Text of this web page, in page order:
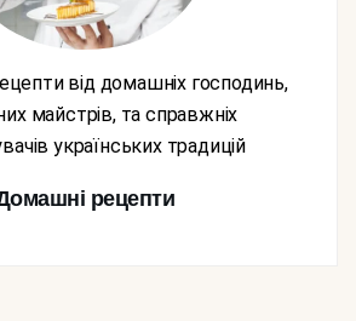
майстрів, та справжніх
українських традицій
рецепти